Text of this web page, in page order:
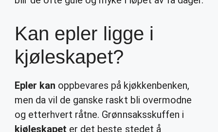
Kan epler ligge i
kjøleskapet?
Epler kan oppbevares på kjøkkenbenken,
men da vil de ganske raskt bli overmodne
og etterhvert råtne. Grønnsaksskuffen i
kjøleskapet er det beste stedet å